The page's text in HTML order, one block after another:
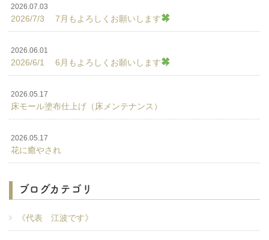
2026.07.03
2026/7/3 7月もよろしくお願いします
2026.06.01
2026/6/1 6月もよろしくお願いします
2026.05.17
床モール塗布仕上げ（床メンテナンス）
2026.05.17
花に癒やされ
ブログカテゴリ
《代表 江波です》